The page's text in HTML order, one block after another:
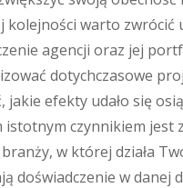
kolejności warto zwrócić
agencji oraz jej
dotychczasowe
jakie efekty udało się
istotnym czynnikiem jest
w której działa
doświadczenie w danej